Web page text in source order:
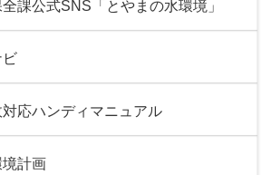
課公式SNS「とやまの水環境」
ビ
応ハンディマニュアル
計画